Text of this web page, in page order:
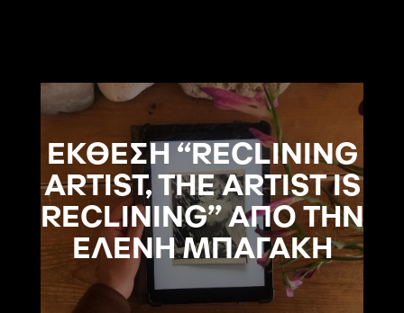
ΕΚΘΕΣΗ “RECLINING
ARTIST, THE ARTIST IS
RECLINING” ΑΠΟ ΤΗΝ
ΕΛΕΝΗ ΜΠΑΓΑΚΗ